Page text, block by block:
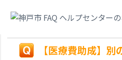
ですか。
【医療費助成】